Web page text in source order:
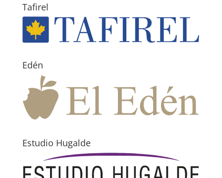
Tafirel
Edén
Estudio Hugalde